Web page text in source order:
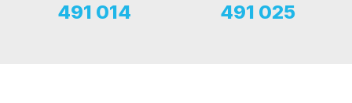
491 014 491 025